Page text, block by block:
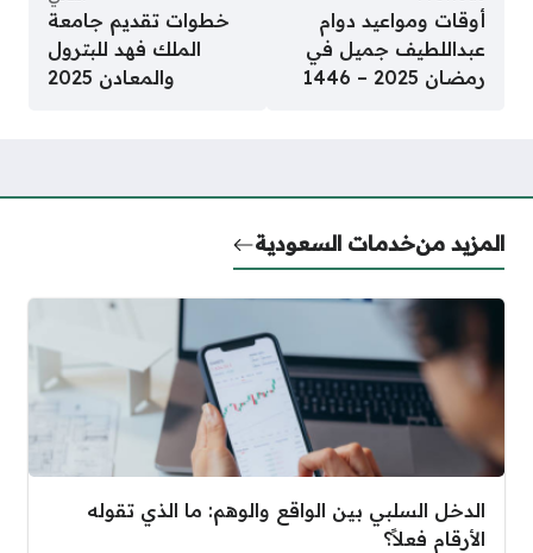
أوقات ومواعيد دوام
عبداللطيف جميل في
رمضان 2025 – 1446
خطوات تقديم جامعة
الملك فهد للبترول
والمعادن 2025
المزيد منخدمات السعودية
الدخل السلبي بين الواقع والوهم: ما الذي تقوله
الأرقام فعلاً؟